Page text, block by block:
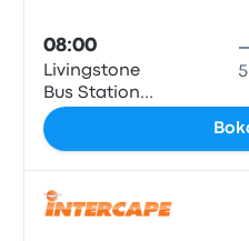
08:00
Livingstone
Bus Station
Terminal, Next
to M10 Road